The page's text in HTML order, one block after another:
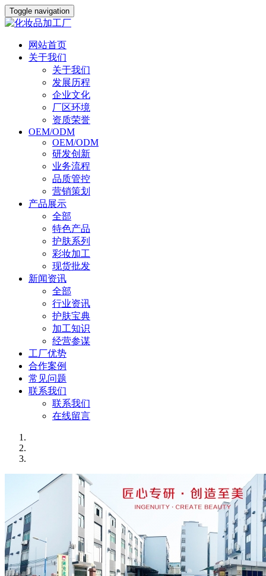
Toggle navigation
网站首页
关于我们
关于我们
发展历程
企业文化
厂区环境
资质荣誉
OEM/ODM
OEM/ODM
研发创新
业务流程
品质管控
营销策划
产品展示
全部
特色产品
护肤系列
彩妆加工
现货批发
新闻资讯
全部
行业资讯
护肤宝典
加工知识
经营参谋
工厂优势
合作案例
常见问题
联系我们
联系我们
在线留言